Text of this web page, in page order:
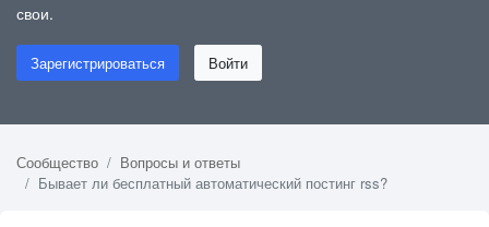
свои.
Зарегистрироваться Войти
Сообщество
Вопросы и ответы
Бывает ли бесплатный автоматический постинг rss?